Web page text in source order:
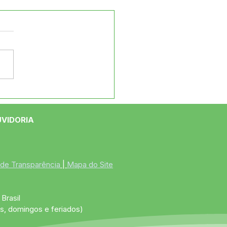
Um Mês de
Proteção e
Transparência Mapa do Site
domingos e feriados)